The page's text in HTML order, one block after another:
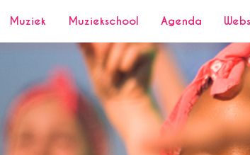
Muziek Muziekschool Agenda